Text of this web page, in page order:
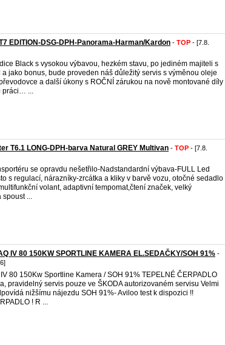
EDITION-DSG-DPH-Panorama-Harman/Kardon - TOP - [7.8.
Black s vysokou výbavou, hezkém stavu, po jediném majiteli s
a jako bonus, bude proveden náš důležitý servis s výměnou oleje
a další úkony s ROČNÍ zárukou na nově montované díly
práci… ...
T6.1 LONG-DPH-barva Natural GREY Multivan - TOP - [7.8.
se opravdu nešetřilo-Nadstandardní výbava-FULL Led
s regulací, nárazníky-zrcátka a kliky v barvě vozu, otočné sedadlo
volant, adaptivní tempomat,čtení značek, velký
spoust ...
IV 80 150KW SPORTLINE KAMERA EL.SEDAČKY/SOH 91% -
80 150Kw Sportline Kamera / SOH 91% TEPELNÉ ČERPADLO
pravidelný servis pouze ve ŠKODA autorizovaném servisu Velmi
nižšímu nájezdu SOH 91%- Aviloo test k dispozici !!
! R ...